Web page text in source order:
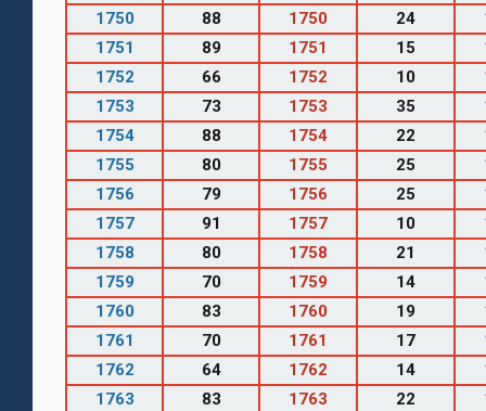
1750
88 1750 24
1751
89 1751 15
1752
66 1752 10
1753
73 1753 35
1754
88 1754 22
1755
80 1755 25
1756
79 1756 25
1757
91 1757 10
1758
80 1758 21
1759
70 1759 14
1760
83 1760 19
1761
70 1761 17
1762
64 1762 14
1763
83 1763 22